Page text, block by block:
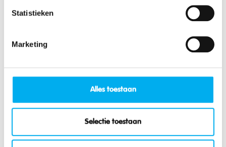
Statistieken
Marketing
Alles toestaan
Selectie toestaan
Via welk e-mailadres of gsm-nummer kunnen we je
Welke mentale of fysieke noden heb je?